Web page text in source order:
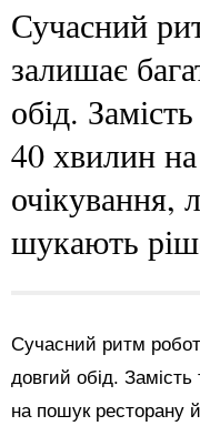
Сучасний
залишає
обід.
40 хвилин
очікування,
шукають
Сучасний ритм
довгий обід.
на пошук ресторану